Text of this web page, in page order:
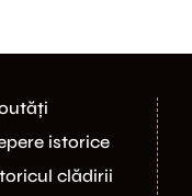
istorice
clădirii